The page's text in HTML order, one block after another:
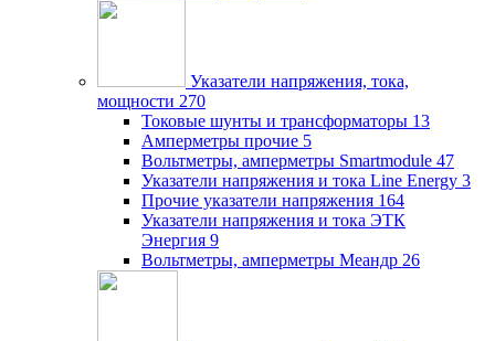
Указатели напряжения, тока,
мощности 270
Токовые шунты и трансформаторы 13
Амперметры прочие 5
Вольтметры, амперметры Smartmodule 47
Указатели напряжения и тока Line Energy 3
Прочие указатели напряжения 164
Указатели напряжения и тока ЭТК
Энергия 9
Вольтметры, амперметры Меандр 26